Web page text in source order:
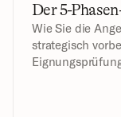
Der 5-
Wie Sie die
strategisch